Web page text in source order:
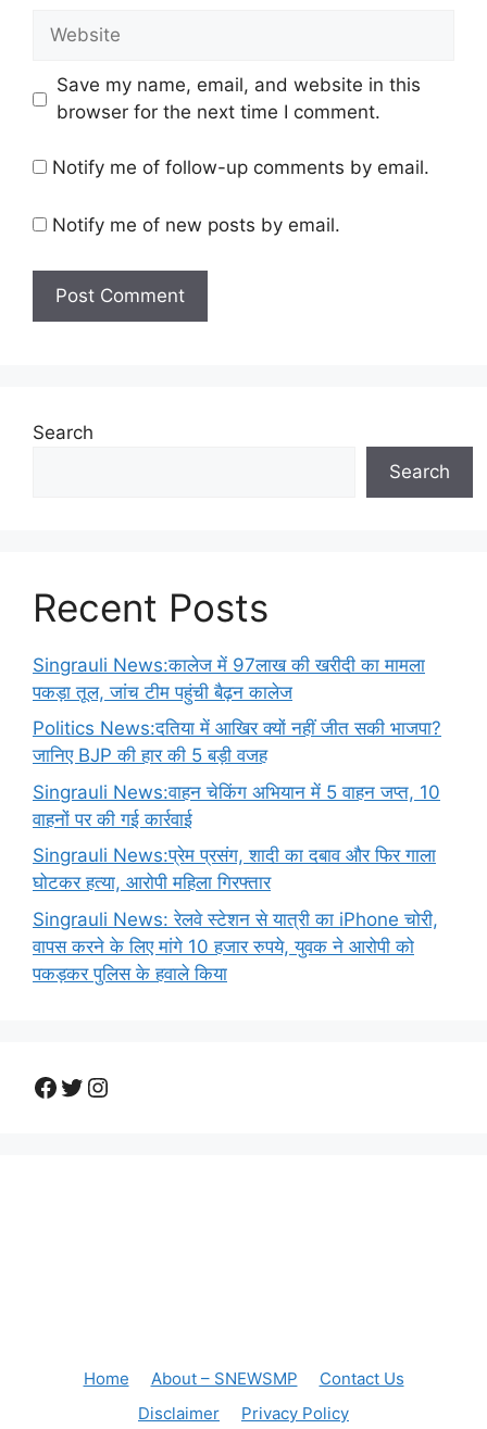
Website
Save my name, email, and website in this
browser for the next time I comment.
Notify me of follow-up comments by email.
Notify me of new posts by email.
Search
Search
Recent Posts
Singrauli News:कालेज में 97लाख की खरीदी का मामला
पकड़ा तूल, जांच टीम पहुंची बैढ़न कालेज
Politics News:दतिया में आखिर क्यों नहीं जीत सकी भाजपा?
जानिए BJP की हार की 5 बड़ी वजह
Singrauli News:वाहन चेकिंग अभियान में 5 वाहन जप्त, 10
वाहनों पर की गई कार्रवाई
Singrauli News:प्रेम प्रसंग, शादी का दबाव और फिर गाला
घोटकर हत्या, आरोपी महिला गिरफ्तार
Singrauli News: रेलवे स्टेशन से यात्री का iPhone चोरी,
वापस करने के लिए मांगे 10 हजार रुपये, युवक ने आरोपी को
पकड़कर पुलिस के हवाले किया
Facebook
Twitter
Instagram
Home About – SNEWSMP
Contact Us
Disclaimer
Privacy Policy